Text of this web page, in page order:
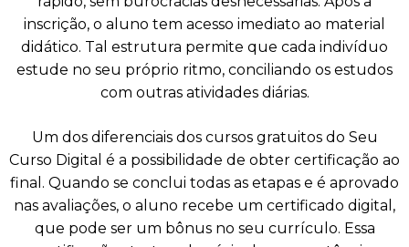
inscrição, o aluno tem acesso imediato ao material
didático. Tal estrutura permite que cada indivíduo
estude no seu próprio ritmo, conciliando os estudos
com outras atividades diárias.
Um dos diferenciais dos cursos gratuitos do Seu
Curso Digital é a possibilidade de obter certificação ao
final. Quando se conclui todas as etapas e é aprovado
nas avaliações, o aluno recebe um certificado digital,
que pode ser um bônus no seu currículo. Essa